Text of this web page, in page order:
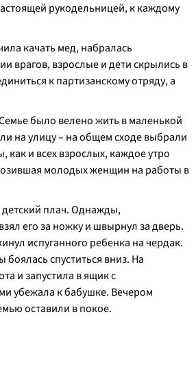
рукодельницей, к каждому
качать мед, набралась
врагов, взрослые и дети скрылись в
к партизанскому отряду, а
было велено жить в маленькой
на улицу – на общем сходе выбрали
как и всех взрослых, каждое утро
молодых женщин на работы в
плач. Однажды,
его за ножку и швырнул за дверь.
испуганного ребенка на чердак.
спуститься вниз. На
и запустила в ящик с
убежала к бабушке. Вечером
оставили в покое.